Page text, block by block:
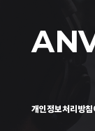
개인정보처리방침